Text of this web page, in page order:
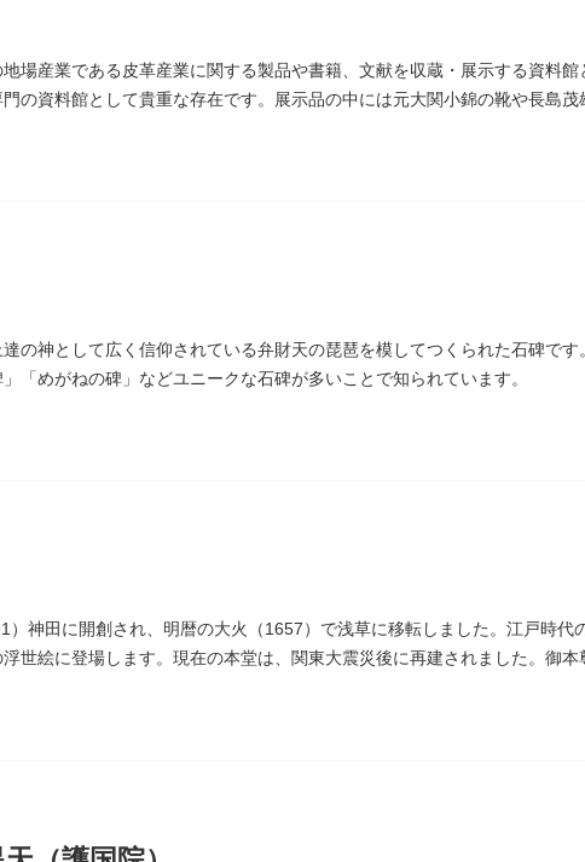
場産業である皮革産業に関する製品や書籍、文献を収蔵・展示する資料
の資料館として貴重な存在です。展示品の中には元大関小錦の靴や長島
の神として広く信仰されている弁財天の琵琶を模してつくられた石碑で
「めがねの碑」などユニークな石碑が多いことで知られています。
神田に開創され、明暦の大火（1657）で浅草に移転しました。江戸時代
世絵に登場します。現在の本堂は、関東大震災後に再建されました。御